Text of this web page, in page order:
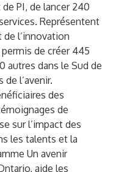
PI, de lancer 240
Représentent
de l’innovation
de créer 445
autres dans le Sud de
l’avenir.
des
de
sur l’impact des
les talents et la
Un avenir
aide les